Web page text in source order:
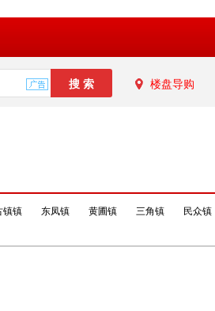
楼盘导购
镇镇 东凤镇 黄圃镇 三角镇 民众镇